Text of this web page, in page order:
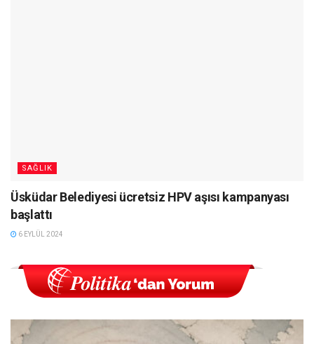
SAĞLIK
Üsküdar Belediyesi ücretsiz HPV aşısı kampanyası
başlattı
6 EYLÜL 2024